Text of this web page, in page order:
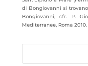
di Bongiovanni si
Bongiovanni, cfr. P.
Mediterranee, Roma 2010.